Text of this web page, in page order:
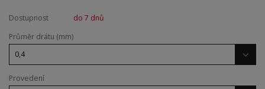
Dostupnost
do 7 dnů
Průměr drátu (mm)
Provedení